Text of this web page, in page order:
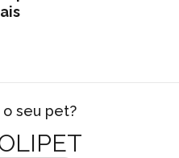
seu pet?